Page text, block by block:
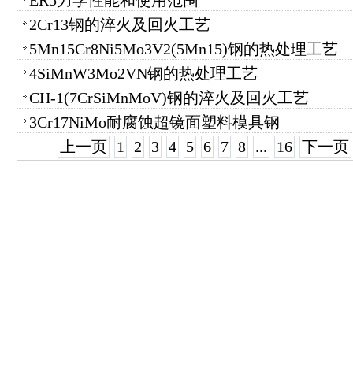
2Cr13钢的淬火及回火工艺
5Mn15Cr8Ni5Mo3V2(5Mn15)钢的热处理工艺
4SiMnW3Mo2VN钢的热处理工艺
CH-1(7CrSiMnMoV)钢的淬火及回火工艺
3Cr17NiMo耐腐蚀超镜面塑料模具钢
上一页
1 2 3 4 5 6 7 8 ... 16 下一页